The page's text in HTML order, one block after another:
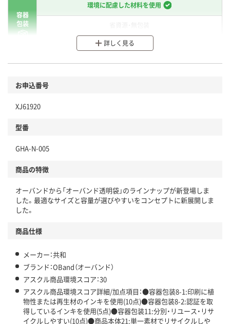
容器
包装
環境に配慮した材料を使用
分別・リサイクルしやすい設計
商品
本体
仕組
この商品の環境配慮ポイントです。下記商品詳細「
アスクル商品環境スコア詳細／加点項目
」で確認できます。
詳しく見る
お申込番号
XJ61920
型番
GHA-N-005
商品の特徴
オーバンドから「オーバンド透明袋」のラインナップが新登場しま
した。最適なサイズと容量が選びやすいをコンセプトに新展開しま
した。
商品仕様
メーカー：共和
ブランド：OBand（オーバンド）
アスクル商品環境スコア：30
アスクル商品環境スコア詳細/加点項目：●容器包装8-1:印刷に植
物性または再生材のインキを使用(10点)●容器包装8-2:認証を取
得しているインキを使用(5点)●容器包装11:分別・リユース・リサ
イクルしやすい(10点)●商品本体21:単一素材でリサイクルしや